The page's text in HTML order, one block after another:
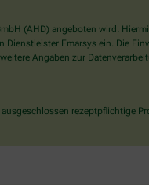
(AHD) angeboten wird.
Dienstleister Emarsys ein. Die
Angaben zur
rezeptpflichtige